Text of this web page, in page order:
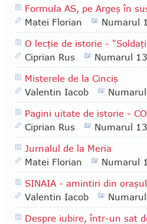
Formula AS, pe Argeş în
Matei Florian
Numarul
O lecţie de istorie -
Ciprian Rus
Numarul
Misterele de la Cinciş
Valentin Iacob
Pagini uitate de istorie -
Ciprian Rus
Numarul
Jurnalul de la Meria
Matei Florian
Numarul
SINAIA - amintiri din
Valentin Iacob
Despre iubire, într-un sat